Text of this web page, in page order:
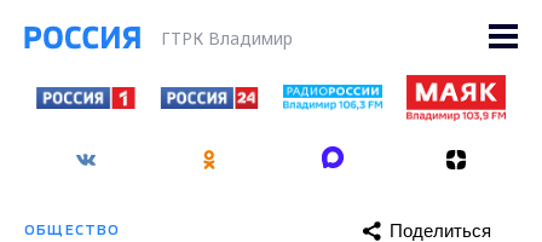
ГТРК Владимир
ОБЩЕСТВО Поделиться